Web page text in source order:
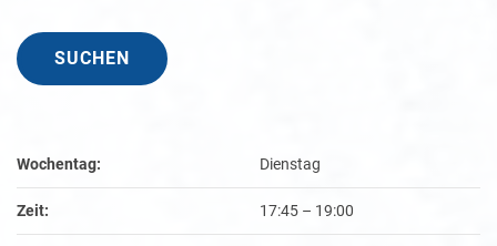
Wochentag: Dienstag
Zeit: 17:45 – 19:00